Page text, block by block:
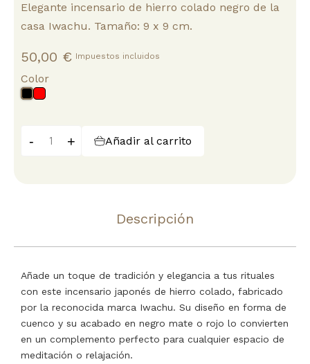
Elegante incensario de hierro colado negro de la
casa Iwachu. Tamaño: 9 x 9 cm.
50,00 € Impuestos incluidos
Color
Negro
Rojo
- + Añadir al carrito
Descripción
Añade un toque de tradición y elegancia a tus rituales
con este incensario japonés de hierro colado, fabricado
por la reconocida marca Iwachu. Su diseño en forma de
cuenco y su acabado en negro mate o rojo lo convierten
en un complemento perfecto para cualquier espacio de
meditación o relajación.